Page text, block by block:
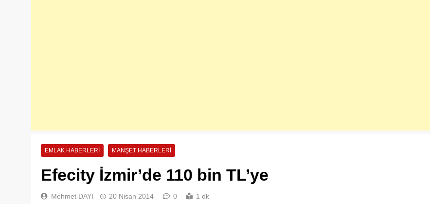
EMLAK HABERLERI MANŞET HABERLERI
Efecity İzmir’de 110 bin TL’ye
Mehmet DAYI 20 Nisan 2014 0 1 dk